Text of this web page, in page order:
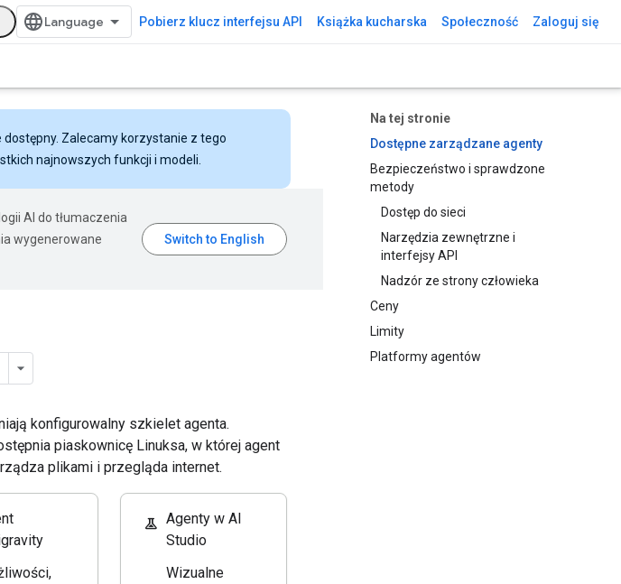
Pobierz klucz interfejsu API Książka kucharska Społeczność Zaloguj się
Na tej stronie
Dostępne zarządzane agenty
Bezpieczeństwo i sprawdzone
metody
Dostęp do sieci
Narzędzia zewnętrzne i
interfejsy API
Nadzór ze strony człowieka
Ceny
Limity
Platformy agentów
dostępny. Zalecamy korzystanie z tego
najnowszych funkcji i modeli.
AI do tłumaczenia
wygenerowane
konfigurowalny szkielet agenta.
piaskownicę Linuksa, w której agent
plikami i przegląda internet.
experiment Agenty w AI
Studio
Wizualne